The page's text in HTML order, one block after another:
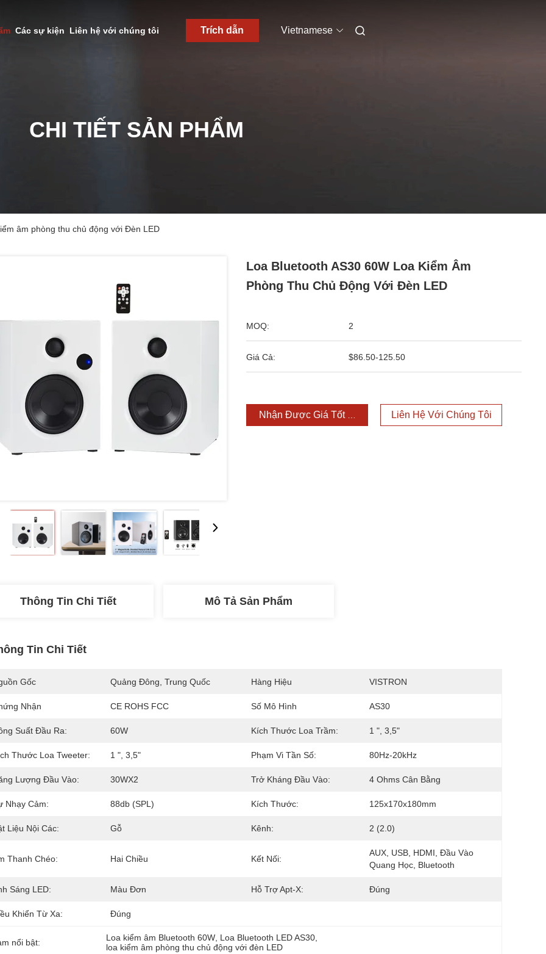
Các sự kiện Liên hệ với chúng tôi Trích dẫn Vietnamese
CHI TIẾT SẢN PHẨM
âm phòng thu chủ động với Đèn LED
Loa Bluetooth AS30 60W Loa Kiểm Âm
Phòng Thu Chủ Động Với Đèn LED
MOQ: 2
Giá Cả: $86.50-125.50
Nhận Được Giá Tốt Nhất Liên Hệ Với Chúng Tôi
Thông Tin Chi Tiết Mô Tả Sản Phẩm
Tin Chi Tiết
Gốc Quảng Đông, Trung Quốc Hàng Hiệu VISTRON
Nhận CE ROHS FCC Số Mô Hình AS30
Suất Đầu Ra: 60W Kích Thước Loa Trầm: 1 ", 3,5"
Thước Loa Tweeter: 1 ", 3,5" Phạm Vi Tần Số: 80Hz-20kHz
Lượng Đầu Vào: 30WX2 Trở Kháng Đầu Vào: 4 Ohms Cân Bằng
Nhạy Cảm: 88db (SPL) Kích Thước: 125x170x180mm
Liệu Nội Các: Gỗ Kênh: 2 (2.0)
Thanh Chéo: Hai Chiều Kết Nối:
AUX, USB, HDMI, Đầu Vào
Quang Học, Bluetooth
Sáng LED: Màu Đơn Hỗ Trợ Apt-X: Đúng
Khiển Từ Xa: Đúng
nổi bật: Loa kiểm âm Bluetooth 60W Loa Bluetooth LED AS30
loa kiểm âm phòng thu chủ động với đèn LED